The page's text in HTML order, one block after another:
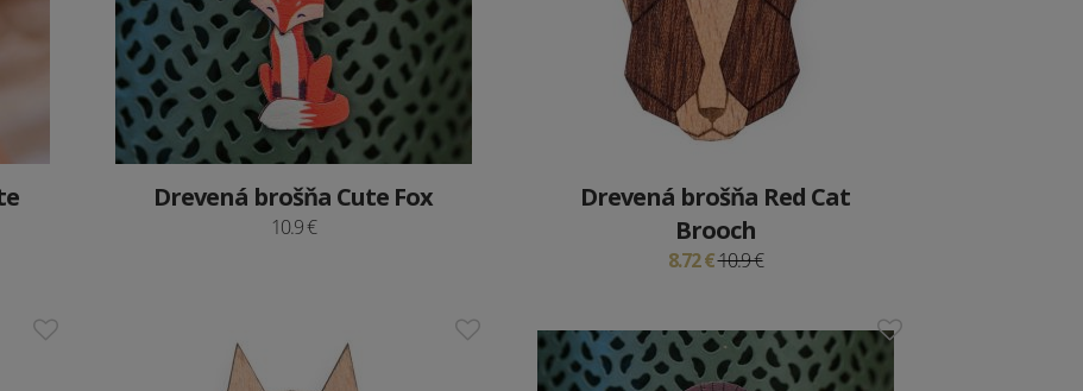
Drevená brošňa Cute Fox
10.9 €
Drevená brošňa Red Cat
Brooch
8.72 €10.9 €